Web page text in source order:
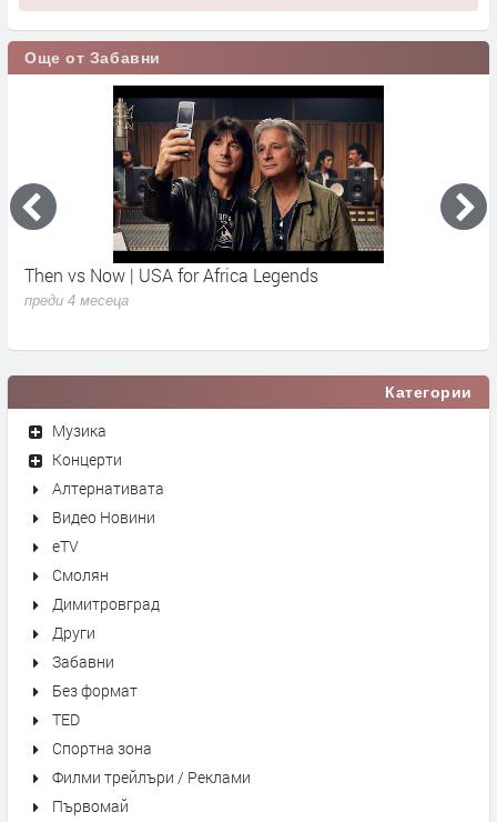
Още от Забавни
Then vs Now | USA for Africa Legends
преди 4 месеца
Категории
Музика
Концерти
Алтернативата
Видео Новини
eTV
Смолян
Димитровград
Други
Забавни
Без формат
TED
Спортна зона
Филми трейлъри / Реклами
Първомай